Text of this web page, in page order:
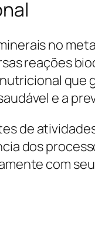
no
reações
que
e a
de
dos
com